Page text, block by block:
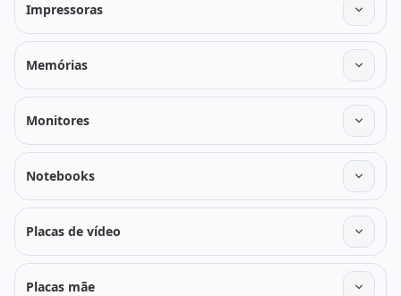
Impressoras
Memórias
Monitores
Notebooks
Placas de vídeo
Placas mãe